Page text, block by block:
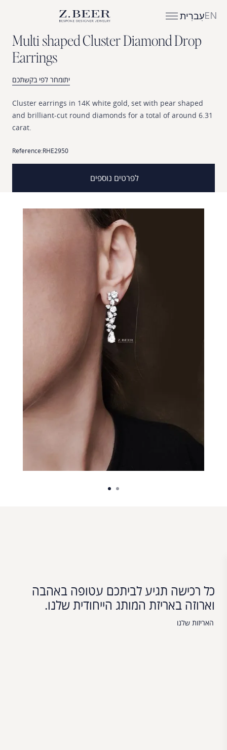
ENעִברִית
Multi shapedClusterDiamondDrop
Earrings
יתומחר לפי בקשתכם
Cluster earrings in 14K white gold, set with pear shaped
and brilliant-cut round diamonds for a total of around 6.31
carat.
Reference:RHE2950
לפרטים נוספים
כל רכישה תגיע לביתכם עטופה באהבה
וארוזה באריזת המותג הייחודית שלנו.
האריזות שלנו